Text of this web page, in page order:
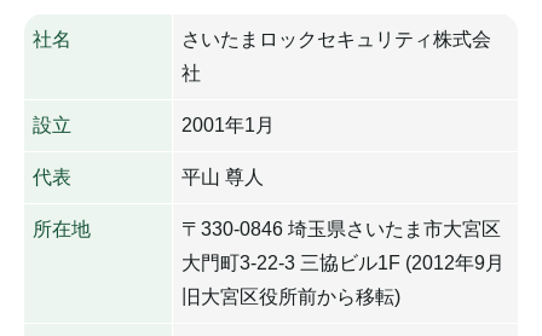
社名
さいたまロックセキュリティ株式会
社
設立 2001年1月
代表 平山 尊人
所在地
〒330-0846 埼玉県さいたま市大宮区
大門町3-22-3 三協ビル1F (2012年9月
旧大宮区役所前から移転)